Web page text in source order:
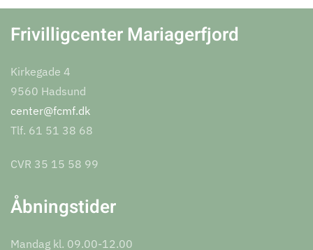
Frivilligcenter Mariagerfjord
Kirkegade 4
9560 Hadsund
center@fcmf.dk
Tlf. 61 51 38 68
CVR 35 15 58 99
Åbningstider
Mandag kl. 09.00-12.00